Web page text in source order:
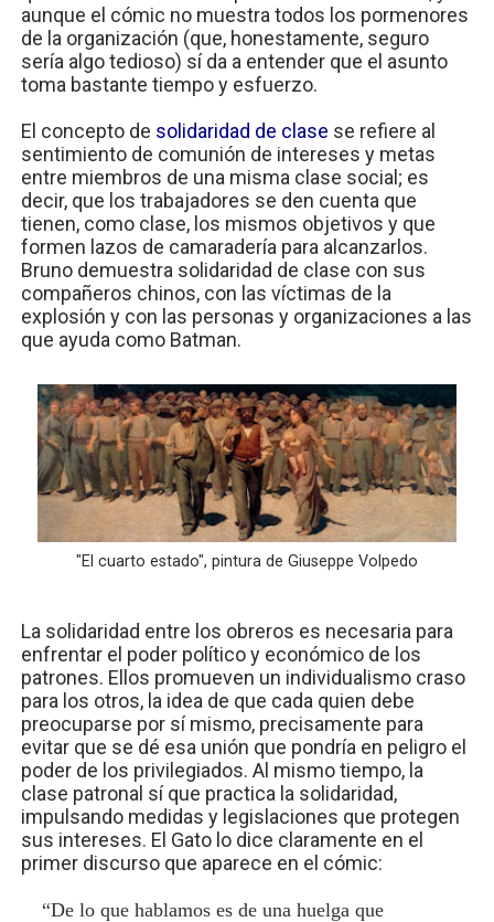
aunque el cómic no muestra todos los pormenores
de la organización (que, honestamente, seguro
sería algo tedioso) sí da a entender que el asunto
toma bastante tiempo y esfuerzo.
El concepto de solidaridad de clase se refiere al
sentimiento de comunión de intereses y metas
entre miembros de una misma clase social; es
decir, que los trabajadores se den cuenta que
tienen, como clase, los mismos objetivos y que
formen lazos de camaradería para alcanzarlos.
Bruno demuestra solidaridad de clase con sus
compañeros chinos, con las víctimas de la
explosión y con las personas y organizaciones a las
que ayuda como Batman.
"El cuarto estado", pintura de Giuseppe Volpedo
La solidaridad entre los obreros es necesaria para
enfrentar el poder político y económico de los
patrones. Ellos promueven un individualismo craso
para los otros, la idea de que cada quien debe
preocuparse por sí mismo, precisamente para
evitar que se dé esa unión que pondría en peligro el
poder de los privilegiados. Al mismo tiempo, la
clase patronal sí que practica la solidaridad,
impulsando medidas y legislaciones que protegen
sus intereses. El Gato lo dice claramente en el
primer discurso que aparece en el cómic:
“De lo que hablamos es de una huelga que